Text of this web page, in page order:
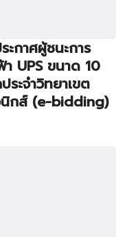
ะกาศผู้ชนะการ
า UPS ขนาด 10
ระจำวิทยาเขต
นิกส์ (e-bidding)